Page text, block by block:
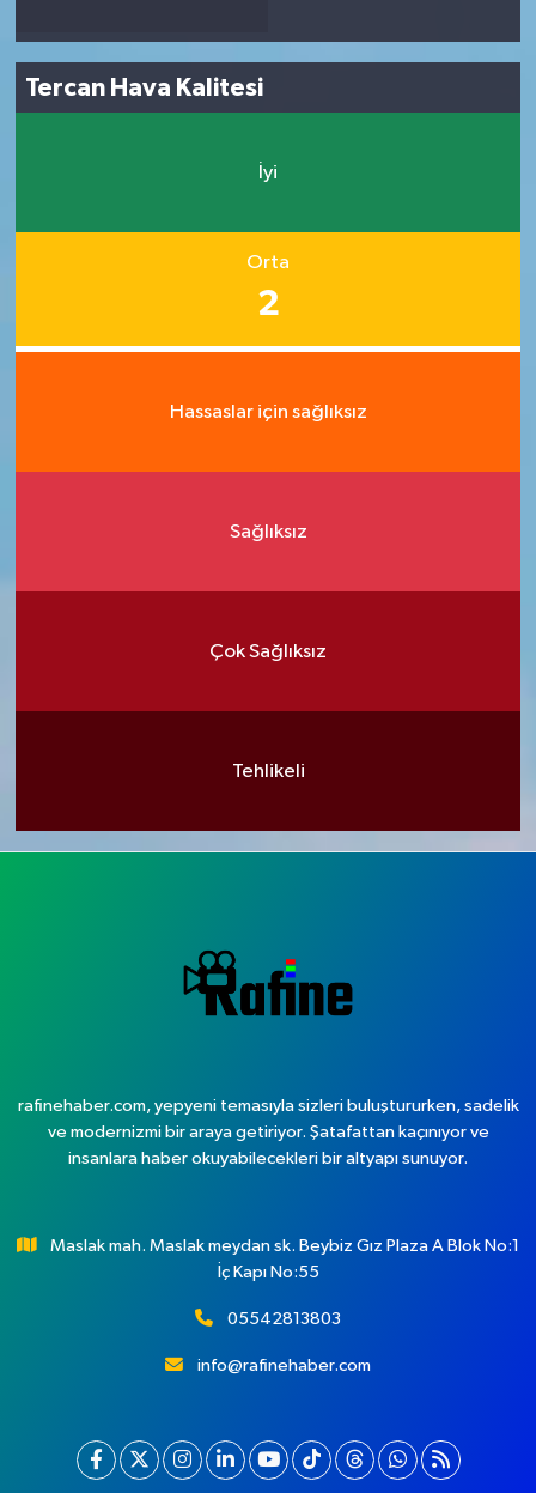
Tercan Hava Kalitesi
İyi
Orta
2
Hassaslar için sağlıksız
Sağlıksız
Çok Sağlıksız
Tehlikeli
rafinehaber.com, yepyeni temasıyla sizleri buluştururken, sadelik
ve modernizmi bir araya getiriyor. Şatafattan kaçınıyor ve
insanlara haber okuyabilecekleri bir altyapı sunuyor.
Maslak mah. Maslak meydan sk. Beybiz Gız Plaza A Blok No:1
İç Kapı No:55
05542813803
info@rafinehaber.com